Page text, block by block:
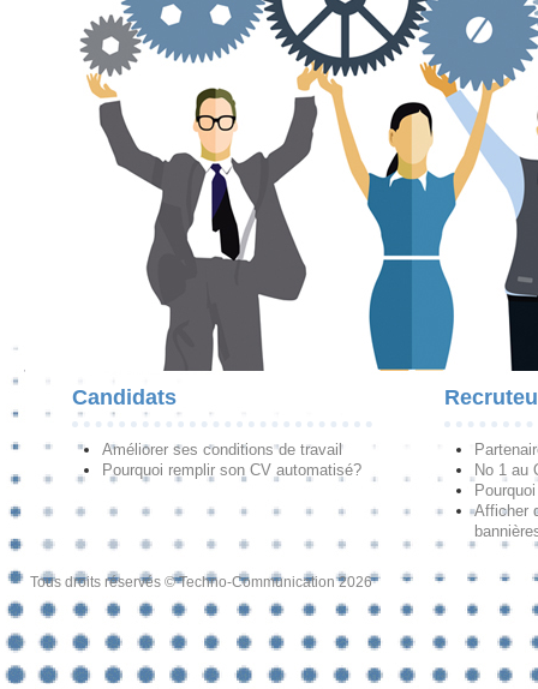
Candidats
Améliorer ses conditions de travail
Pourquoi remplir son CV automatisé?
No 1 au
Afficher
Tous droits réservés © Techno-Communication 2026